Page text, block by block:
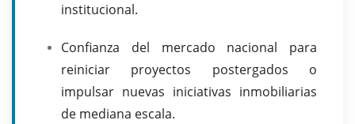
institucional.
Confianza del mercado nacional para
reiniciar proyectos postergados o
impulsar nuevas iniciativas inmobiliarias
de mediana escala.